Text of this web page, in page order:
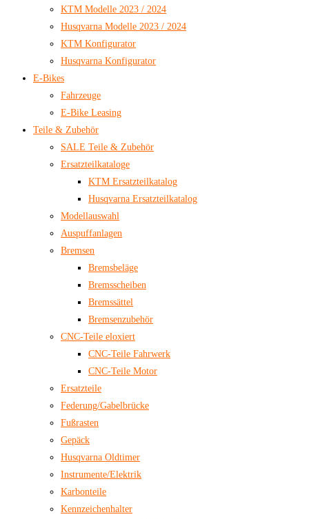
KTM Modelle 2023 / 2024
Husqvarna Modelle 2023 / 2024
KTM Konfigurator
Husqvarna Konfigurator
E-Bikes
Fahrzeuge
E-Bike Leasing
Teile & Zubehör
SALE Teile & Zubehör
Ersatzteilkataloge
KTM Ersatzteilkatalog
Husqvarna Ersatzteilkatalog
Modellauswahl
Auspuffanlagen
Bremsen
Bremsbeläge
Bremsscheiben
Bremssättel
Bremsenzubehör
CNC-Teile eloxiert
CNC-Teile Fahrwerk
CNC-Teile Motor
Ersatzteile
Federung/Gabelbrücke
Fußrasten
Gepäck
Husqvarna Oldtimer
Instrumente/Elektrik
Karbonteile
Kennzeichenhalter